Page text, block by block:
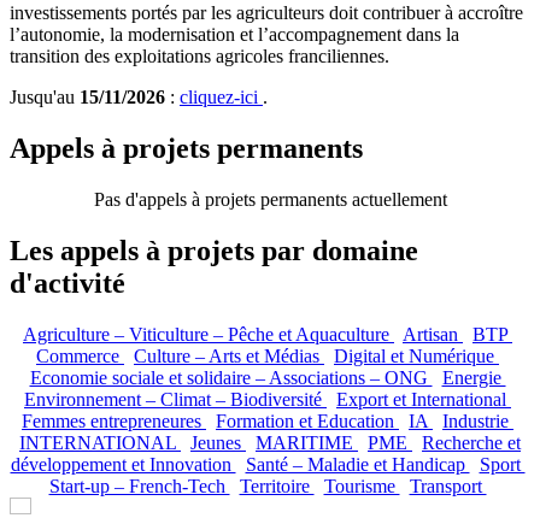
investissements portés par les agriculteurs doit contribuer à accroître
l’autonomie, la modernisation et l’accompagnement dans la
transition des exploitations agricoles franciliennes.
Jusqu'au 15/11/2026 : cliquez-ici .
Appels à projets permanents
Pas d'appels à projets permanents actuellement
Les appels à projets par domaine
d'activité
Agriculture – Viticulture – Pêche et Aquaculture Artisan
BTP
Commerce
Culture – Arts et Médias
Digital et Numérique
Economie sociale et solidaire – Associations – ONG
Energie
Environnement – Climat – Biodiversité
Export et International
Femmes entrepreneures
Formation et Education IA
Industrie
INTERNATIONAL
Jeunes MARITIME PME
Recherche et
développement et Innovation
Santé – Maladie et Handicap
Sport
Start-up – French-Tech
Territoire Tourisme Transport